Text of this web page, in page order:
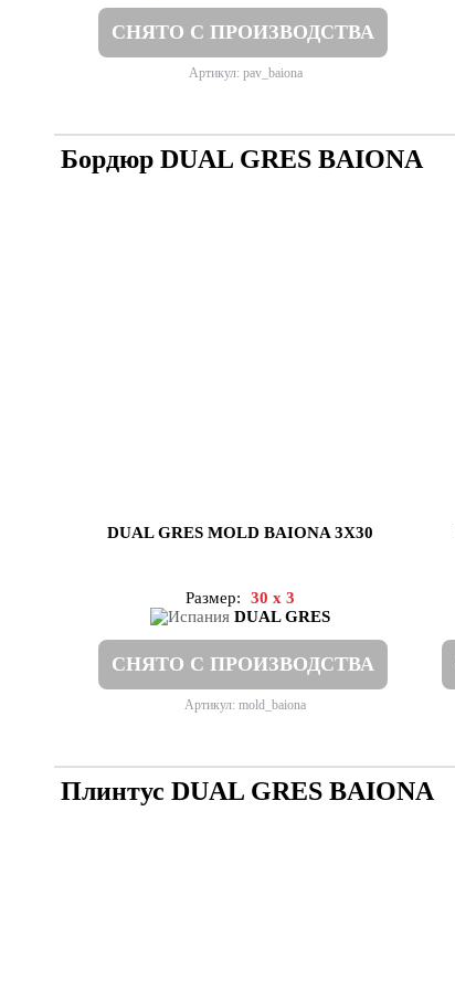
СНЯТО С ПРОИЗВОДСТВА
Артикул: pav_baiona
Бордюр DUAL GRES BAIONA
DUAL GRES MOLD BAIONA 3X30
Размер:
30 x 3
DUAL GRES
СНЯТО С ПРОИЗВОДСТВА
Артикул: mold_baiona
Плинтус DUAL GRES BAIONA